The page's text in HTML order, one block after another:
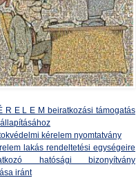
R E L E M beiratkozási támogatás
kérelem nyomtatvány
lakás rendeltetési egységeire
hatósági bizonyítvány
iránt